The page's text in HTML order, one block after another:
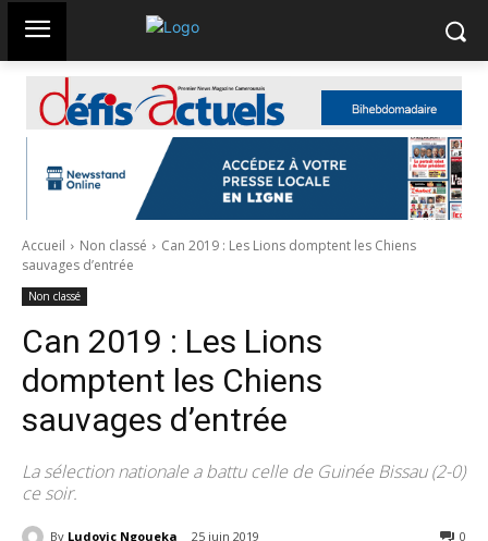
Accueil Non classé
Can 2019 : Les Lions domptent les Chiens
sauvages d’entrée
Non classé
Can 2019 : Les Lions
domptent les Chiens
sauvages d’entrée
La sélection nationale a battu celle de Guinée Bissau (2-0)
ce soir.
By Ludovic Ngoueka 25 juin 2019 0